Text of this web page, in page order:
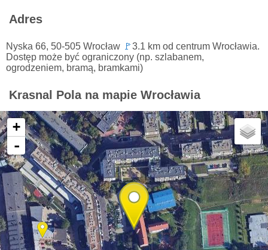
Adres
Nyska 66, 50-505 Wrocław 🚩3.1 km od centrum Wrocławia.
Dostęp może być ograniczony (np. szlabanem,
ogrodzeniem, bramą, bramkami)
Krasnal Pola na mapie Wrocławia
+
-